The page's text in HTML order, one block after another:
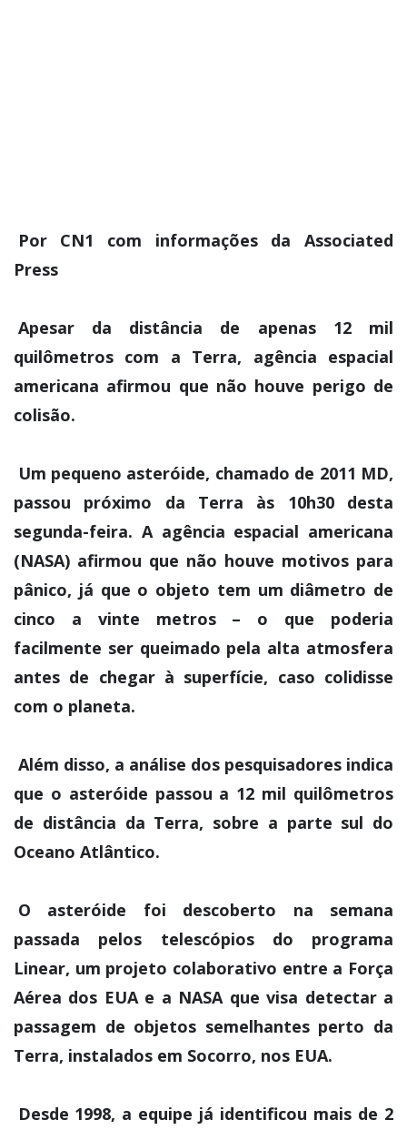
Por CN1 com informações da Associated
Press
Apesar da distância de apenas 12 mil
quilômetros com a Terra, agência espacial
americana afirmou que não houve perigo de
colisão.
Um pequeno asteróide, chamado de 2011 MD,
passou próximo da Terra às 10h30 desta
segunda-feira. A agência espacial americana
(NASA) afirmou que não houve motivos para
pânico, já que o objeto tem um diâmetro de
cinco a vinte metros – o que poderia
facilmente ser queimado pela alta atmosfera
antes de chegar à superfície, caso colidisse
com o planeta.
Além disso, a análise dos pesquisadores indica
que o asteróide passou a 12 mil quilômetros
de distância da Terra, sobre a parte sul do
Oceano Atlântico.
O asteróide foi descoberto na semana
passada pelos telescópios do programa
Linear, um projeto colaborativo entre a Força
Aérea dos EUA e a NASA que visa detectar a
passagem de objetos semelhantes perto da
Terra, instalados em Socorro, nos EUA.
Desde 1998, a equipe já identificou mais de 2